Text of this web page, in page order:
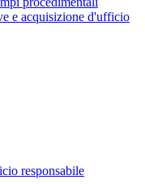
e acquisizione d'ufficio
responsabile